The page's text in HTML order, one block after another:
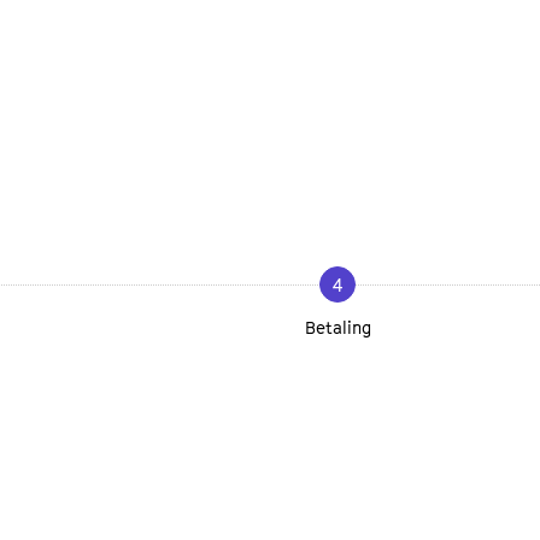
4
Betaling